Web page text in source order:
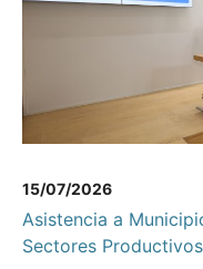
15/07/2026
Asistencia a
Sectores Productivos